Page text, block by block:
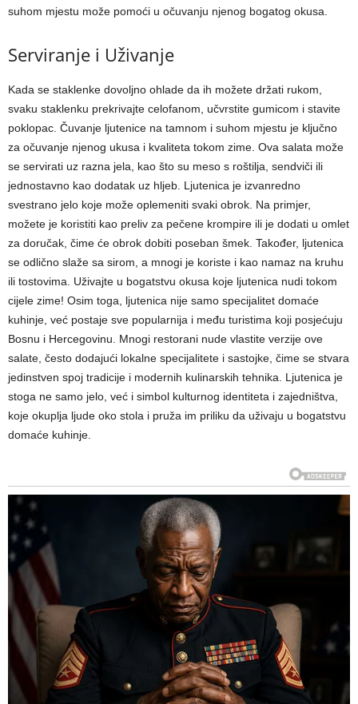
suhom mjestu može pomoći u očuvanju njenog bogatog okusa.
Serviranje i Uživanje
Kada se staklenke dovoljno ohlade da ih možete držati rukom,
svaku staklenku prekrivajte celofanom, učvrstite gumicom i stavite
poklopac. Čuvanje ljutenice na tamnom i suhom mjestu je ključno
za očuvanje njenog ukusa i kvaliteta tokom zime. Ova salata može
se servirati uz razna jela, kao što su meso s roštilja, sendviči ili
jednostavno kao dodatak uz hljeb. Ljutenica je izvanredno
svestrano jelo koje može oplemeniti svaki obrok. Na primjer,
možete je koristiti kao preliv za pečene krompire ili je dodati u omlet
za doručak, čime će obrok dobiti poseban šmek. Također, ljutenica
se odlično slaže sa sirom, a mnogi je koriste i kao namaz na kruhu
ili tostovima. Uživajte u bogatstvu okusa koje ljutenica nudi tokom
cijele zime! Osim toga, ljutenica nije samo specijalitet domaće
kuhinje, već postaje sve popularnija i među turistima koji posjećuju
Bosnu i Hercegovinu. Mnogi restorani nude vlastite verzije ove
salate, često dodajući lokalne specijalitete i sastojke, čime se stvara
jedinstven spoj tradicije i modernih kulinarskih tehnika. Ljutenica je
stoga ne samo jelo, već i simbol kulturnog identiteta i zajedništva,
koje okuplja ljude oko stola i pruža im priliku da uživaju u bogatstvu
domaće kuhinje.